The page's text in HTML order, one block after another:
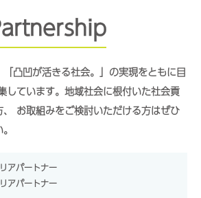
凸凹が活きる社会。」の実現をともに目
しています。地域社会に根付いた社会貢
お取組みをご検討いただける方はぜひ
アパートナー
アパートナー